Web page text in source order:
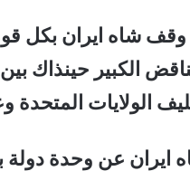
شاه ايران بكل
الكبير حينذاك
الولايات المتحدة
ايران عن وحدة دولة